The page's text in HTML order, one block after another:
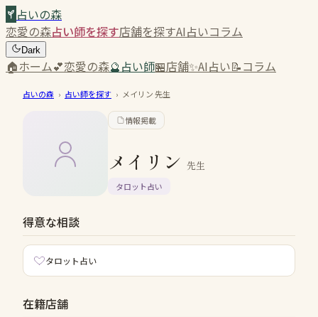
占いの森
恋愛の森占い師を探す店舗を探すAI占いコラム
Dark
🏠ホーム💕恋愛の森🔮占い師🏪店舗✨AI占い📝コラム
占いの森 › 占い師を探す › メイリン先生
情報掲載
メイリン 先生
タロット占い
得意な相談
タロット占い
在籍店舗